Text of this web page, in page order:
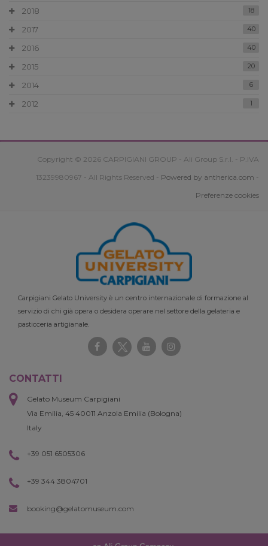
2018 18
2017 40
2016 40
2015 20
2014 6
2012 1
Copyright © 2026 CARPIGIANI GROUP - Ali Group S.r.l. - P.IVA
13239980967 - All Rights Reserved - Powered by antherica.com -
Preferenze cookies
Carpigiani Gelato University è un centro internazionale di formazione al
servizio di chi già opera o desidera operare nel settore della gelateria e
pasticceria artigianale.
CONTATTI
Gelato Museum Carpigiani
Via Emilia, 45 40011 Anzola Emilia (Bologna)
Italy
+39 051 6505306
+39 344 3804701
booking@gelatomuseum.com